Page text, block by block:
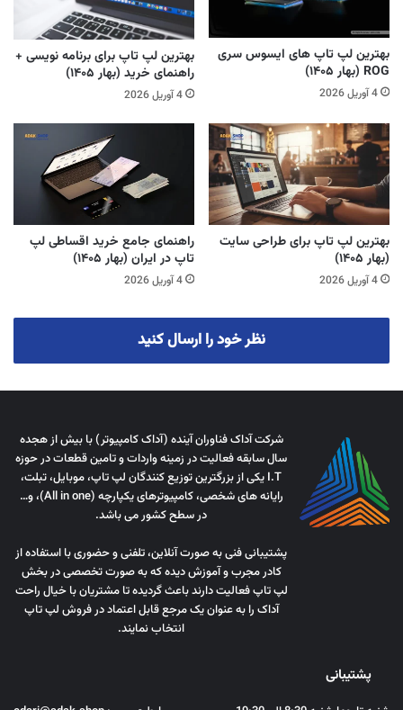
بهترین لپ تاپ های ایسوس سری
ROG (بهار ۱۴۰۵)
4 آوریل 2026
بهترین لپ تاپ برای برنامه نویسی +
راهنمای خرید (بهار ۱۴۰۵)
4 آوریل 2026
بهترین لپ تاپ برای طراحی سایت
(بهار ۱۴۰۵)
4 آوریل 2026
راهنمای جامع خرید اقساطی لپ
تاپ در ایران (بهار ۱۴۰۵)
4 آوریل 2026
نظر خود را ارسال کنید
شرکت آداک فناوران آینده (آداک کامپیوتر) با بیش از هجده
سال سابقه فعالیت در زمینه واردات و تامین قطعات در حوزه
I.T یکی از بزرگترین توزیع کنندگان لپ تاپ، موبایل، تبلت،
رایانه های شخصی، کامپیوترهای یکپارچه (All in one)، و…
در سطح کشور می باشد.
پشتیبانی فنی به صورت آنلاین، تلفنی و حضوری با استفاده از
کادر مجرب و آموزش دیده که به صورت تخصصی در بخش
لپ تاپ فعالیت دارند باعث گردیده تا مشتریان با خیال راحت
آداک را به عنوان یک مرجع قابل اعتماد در فروش لپ تاپ
انتخاب نمایند.
پشتیبانی